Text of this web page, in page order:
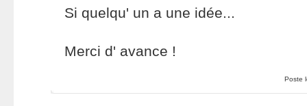
Si quelqu' un a une idée...
Merci d' avance !
Poste